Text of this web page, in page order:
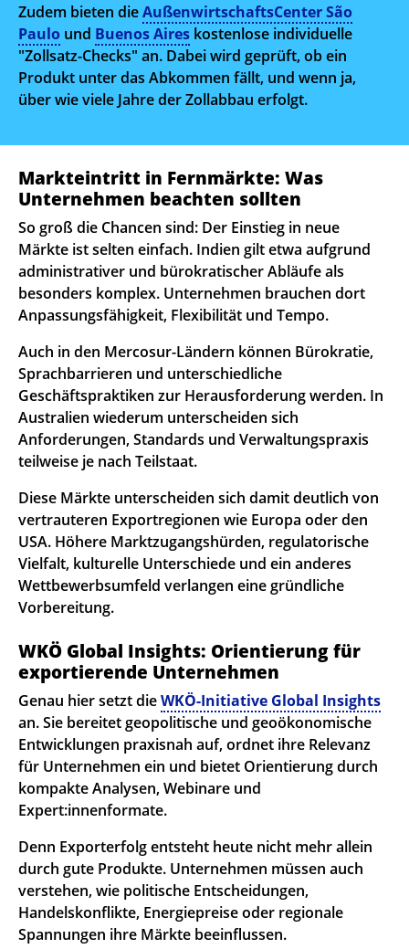
Zudem bieten dieAußenwirtschaftsCenter São
Paulo und Buenos Aires kostenlose individuelle
"Zollsatz-Checks" an. Dabei wird geprüft, ob ein
Produkt unter das Abkommen fällt, und wenn ja,
über wie viele Jahre der Zollabbau erfolgt.
Markteintritt in Fernmärkte: Was
Unternehmen beachten sollten
So groß die Chancen sind: Der Einstieg in neue
Märkte ist selten einfach. Indien gilt etwa aufgrund
administrativer und bürokratischer Abläufe als
besonders komplex. Unternehmen brauchen dort
Anpassungsfähigkeit, Flexibilität und Tempo.
Auch in den Mercosur-Ländern können Bürokratie,
Sprachbarrieren und unterschiedliche
Geschäftspraktiken zur Herausforderung werden. In
Australien wiederum unterscheiden sich
Anforderungen, Standards und Verwaltungspraxis
teilweise je nach Teilstaat.
Diese Märkte unterscheiden sich damit deutlich von
vertrauteren Exportregionen wie Europa oder den
USA. Höhere Marktzugangshürden, regulatorische
Vielfalt, kulturelle Unterschiede und ein anderes
Wettbewerbsumfeld verlangen eine gründliche
Vorbereitung.
WKÖ Global Insights: Orientierung für
exportierende Unternehmen
Genau hier setzt dieWKÖ-Initiative Global Insights
an. Sie bereitet geopolitische und geoökonomische
Entwicklungen praxisnah auf, ordnet ihre Relevanz
für Unternehmen ein und bietet Orientierung durch
kompakte Analysen, Webinare und
Expert:innenformate.
Denn Exporterfolg entsteht heute nicht mehr allein
durch gute Produkte. Unternehmen müssen auch
verstehen, wie politische Entscheidungen,
Handelskonflikte, Energiepreise oder regionale
Spannungen ihre Märkte beeinflussen.